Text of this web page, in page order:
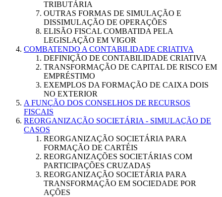
TRIBUTÁRIA
OUTRAS FORMAS DE SIMULAÇÃO E
DISSIMULAÇÃO DE OPERAÇÕES
ELISÃO FISCAL COMBATIDA PELA
LEGISLAÇÃO EM VIGOR
COMBATENDO A CONTABILIDADE CRIATIVA
DEFINIÇÃO DE CONTABILIDADE CRIATIVA
TRANSFORMAÇÃO DE CAPITAL DE RISCO EM
EMPRÉSTIMO
EXEMPLOS DA FORMAÇÃO DE CAIXA DOIS
NO EXTERIOR
A FUNÇÃO DOS CONSELHOS DE RECURSOS
FISCAIS
REORGANIZAÇÃO SOCIETÁRIA - SIMULAÇÃO DE
CASOS
REORGANIZAÇÃO SOCIETÁRIA PARA
FORMAÇÃO DE CARTÉIS
REORGANIZAÇÕES SOCIETÁRIAS COM
PARTICIPAÇÕES CRUZADAS
REORGANIZAÇÃO SOCIETÁRIA PARA
TRANSFORMAÇÃO EM SOCIEDADE POR
AÇÕES